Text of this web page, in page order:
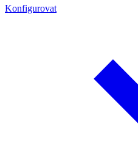
Konfigurovat